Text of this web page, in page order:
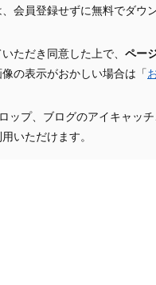
会員登録せずに無料でダウ
ただき同意した上で、 ペー
の表示がおかしい場合は「
ップ、ブログのアイキャッ
いただけます。